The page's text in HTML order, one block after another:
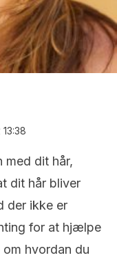
med dit hår,
dit hår bliver
der ikke er
for at hjælpe
hvordan du